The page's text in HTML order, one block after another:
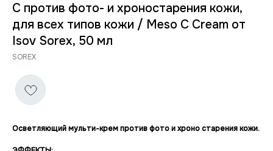
С против фото- и хроностарения кожи,
для всех типов кожи / Meso C Cream от
Isov Sorex, 50 мл
SOREX
Осветляющий мульти-крем против фото и хроно старения кожи.